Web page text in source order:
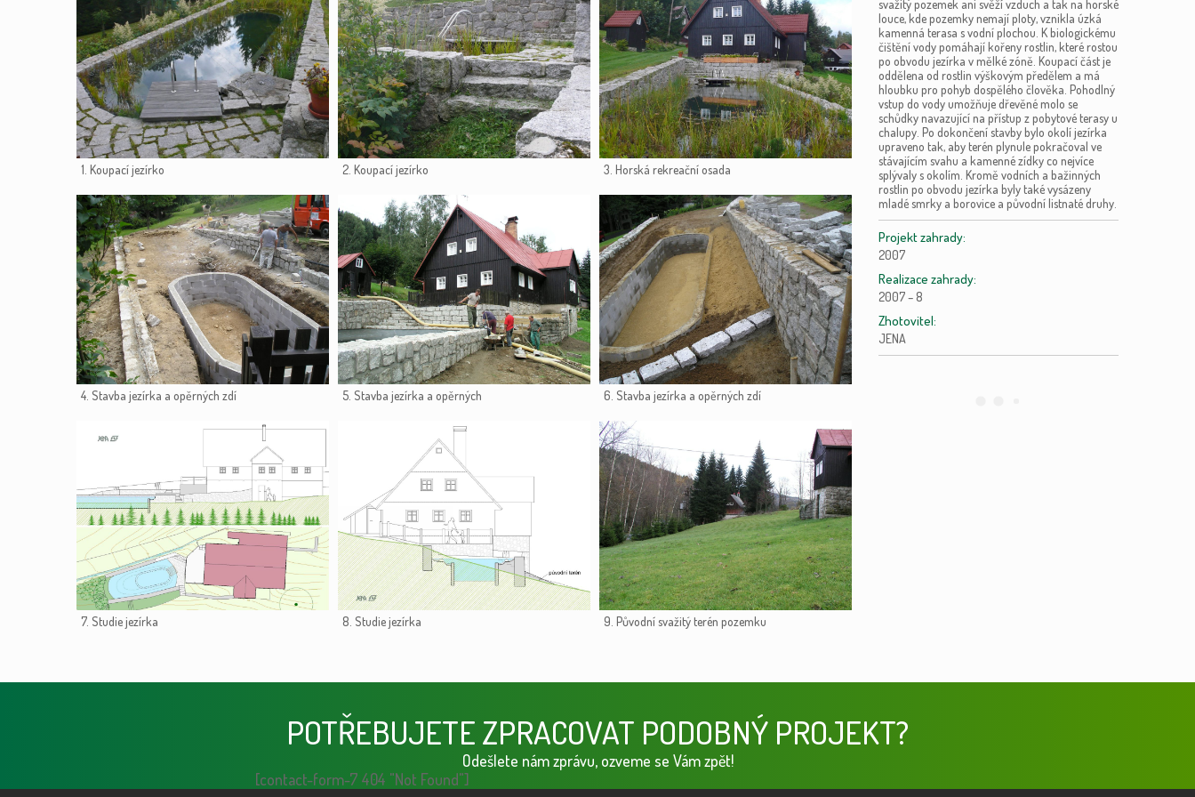
1. Koupací jezírko 2. Koupací jezírko 3. Horská rekreační osada
4. Stavba jezírka a opěrných zdí 5. Stavba jezírka a opěrných 6. Stavba jezírka a opěrných zdí
7. Studie jezírka 8. Studie jezírka 9. Původní svažitý terén pozemku
svažitý pozemek ani svěží vzduch a tak na horské
louce, kde pozemky nemají ploty, vznikla úzká
kamenná terasa s vodní plochou. K biologickému
čištění vody pomáhají kořeny rostlin, které rostou
po obvodu jezírka v mělké zóně. Koupací část je
oddělena od rostlin výškovým předělem a má
hloubku pro pohyb dospělého člověka. Pohodlný
vstup do vody umožňuje dřevěné molo se
schůdky navazující na přístup z pobytové terasy u
chalupy. Po dokončení stavby bylo okolí jezírka
upraveno tak, aby terén plynule pokračoval ve
stávajícím svahu a kamenné zídky co nejvíce
splývaly s okolím. Kromě vodních a bažinných
rostlin po obvodu jezírka byly také vysázeny
mladé smrky a borovice a původní listnaté druhy.
Projekt zahrady:
2007
Realizace zahrady:
2007 – 8
Zhotovitel:
JENA
POTŘEBUJETE ZPRACOVAT PODOBNÝ PROJEKT?
Odešlete nám zprávu, ozveme se Vám zpět!
[contact-form-7 404 "Not Found"]